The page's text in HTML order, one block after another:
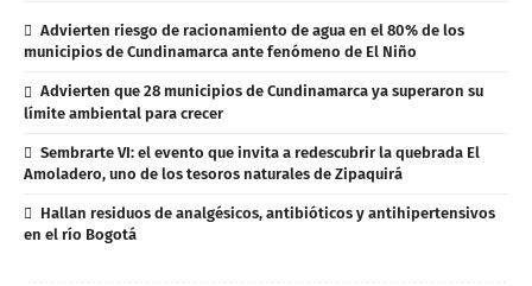
Advierten riesgo de racionamiento de agua en el 80% de los
municipios de Cundinamarca ante fenómeno de El Niño
Advierten que 28 municipios de Cundinamarca ya superaron su
límite ambiental para crecer
Sembrarte VI: el evento que invita a redescubrir la quebrada El
Amoladero, uno de los tesoros naturales de Zipaquirá
Hallan residuos de analgésicos, antibióticos y antihipertensivos
en el río Bogotá